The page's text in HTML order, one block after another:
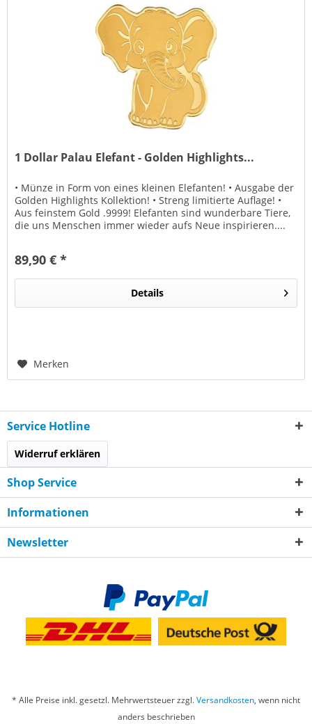
1 Dollar Palau Elefant - Golden Highlights...
• Münze in Form von eines kleinen Elefanten! • Ausgabe der
Golden Highlights Kollektion! • Streng limitierte Auflage! •
Aus feinstem Gold .9999! Elefanten sind wunderbare Tiere,
die uns Menschen immer wieder aufs Neue inspirieren....
89,90 € *
Details
Merken
Service Hotline
Widerruf erklären
Shop Service
Informationen
Newsletter
* Alle Preise inkl. gesetzl. Mehrwertsteuer zzgl.Versandkosten, wenn nicht
anders beschrieben